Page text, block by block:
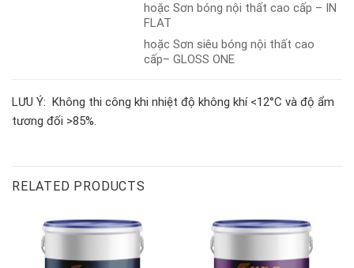
hoặc Sơn bóng nội thất cao cấp – IN
FLAT
hoặc Sơn siêu bóng nội thất cao
cấp– GLOSS ONE
LƯU Ý: Không thi công khi nhiệt độ không khí <12°C và độ ẩm
tương đối >85%.
RELATED PRODUCTS